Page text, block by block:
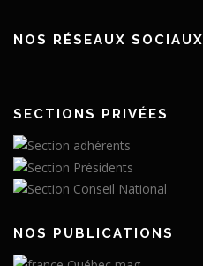
NOS RÉSEAUX SOCIAUX
SECTIONS PRIVÉES
NOS PUBLICATIONS